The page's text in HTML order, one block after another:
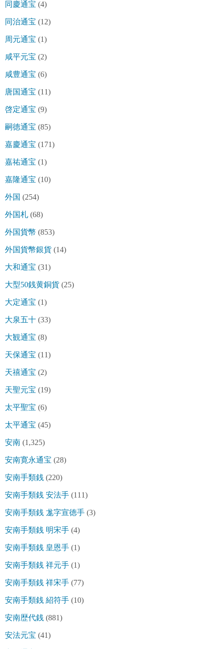
同慶通宝 (4)
同治通宝 (12)
周元通宝 (1)
咸平元宝 (2)
咸豊通宝 (6)
唐国通宝 (11)
啓定通宝 (9)
嗣徳通宝 (85)
嘉慶通宝 (171)
嘉祐通宝 (1)
嘉隆通宝 (10)
外国 (254)
外国札 (68)
外国貨幣 (853)
外国貨幣銀貨 (14)
大和通宝 (31)
大型50銭黄銅貨 (25)
大定通宝 (1)
大泉五十 (33)
大観通宝 (8)
天保通宝 (11)
天禧通宝 (2)
天聖元宝 (19)
太平聖宝 (6)
太平通宝 (45)
安南 (1,325)
安南寛永通宝 (28)
安南手類銭 (220)
安南手類銭 安法手 (111)
安南手類銭 尨字宣徳手 (3)
安南手類銭 明宋手 (4)
安南手類銭 皇恩手 (1)
安南手類銭 祥元手 (1)
安南手類銭 祥宋手 (77)
安南手類銭 紹符手 (10)
安南歴代銭 (881)
安法元宝 (41)